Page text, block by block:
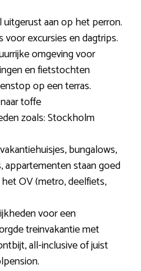
aan op het perron.
voor excursies en dagtrips.
omgeving voor
en fietstochten
op een terras.
toffe
zoals: Stockholm
bungalows,
appartementen staan goed
OV (metro, deelfiets,
voor een
treinvakantie met
all-inclusive of juist